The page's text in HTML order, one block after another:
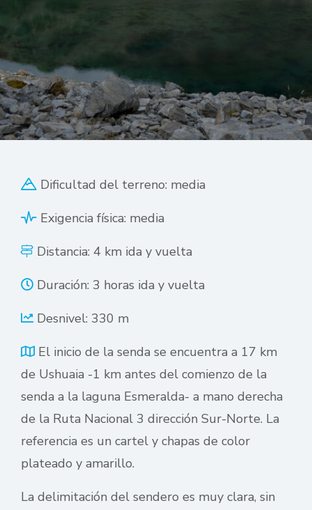
Dificultad del terreno: media
Exigencia física: media
Distancia: 4 km ida y vuelta
Duración: 3 horas ida y vuelta
Desnivel: 330 m
El inicio de la senda se encuentra a 17 km
de Ushuaia -1 km antes del comienzo de la
senda a la laguna Esmeralda- a mano derecha
de la Ruta Nacional 3 dirección Sur-Norte. La
referencia es un cartel y chapas de color
plateado y amarillo.
La delimitación del sendero es muy clara, sin